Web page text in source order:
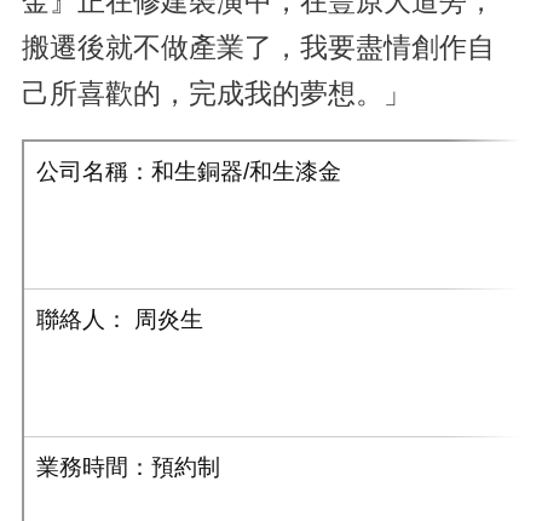
搬遷後就不做產業了，我要盡情創作自
己所喜歡的，完成我的夢想。」
公司名稱：和生銅器/和生漆金
聯絡人： 周炎生
業務時間：預約制